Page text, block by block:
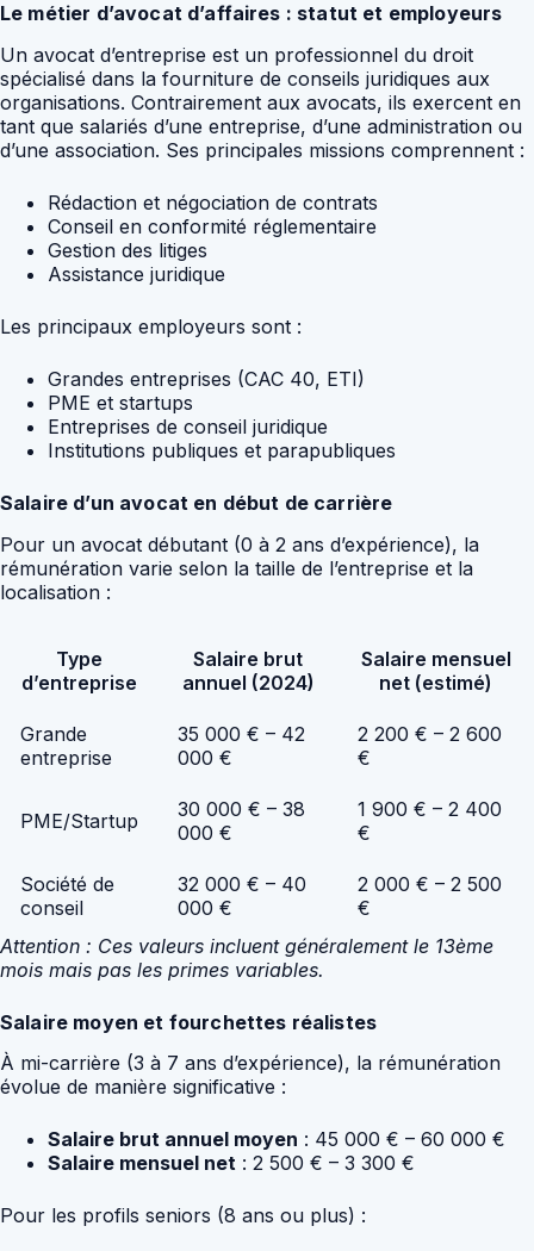
Le métier d’avocat d’affaires : statut et employeurs
Un avocat d’entreprise est un professionnel du droit
spécialisé dans la fourniture de conseils juridiques aux
organisations. Contrairement aux avocats, ils exercent en
tant que salariés d’une entreprise, d’une administration ou
d’une association. Ses principales missions comprennent :
Rédaction et négociation de contrats
Conseil en conformité réglementaire
Gestion des litiges
Assistance juridique
Les principaux employeurs sont :
Grandes entreprises (CAC 40, ETI)
PME et startups
Entreprises de conseil juridique
Institutions publiques et parapubliques
Salaire d’un avocat en début de carrière
Pour un avocat débutant (0 à 2 ans d’expérience), la
rémunération varie selon la taille de l’entreprise et la
localisation :
Type
d’entreprise
Salaire brut
annuel (2024)
Salaire mensuel
net (estimé)
Grande
entreprise
35 000 € – 42
000 €
2 200 € – 2 600
€
PME/Startup
30 000 € – 38
000 €
1 900 € – 2 400
€
Société de
conseil
32 000 € – 40
000 €
2 000 € – 2 500
€
Attention : Ces valeurs incluent généralement le 13ème
mois mais pas les primes variables.
Salaire moyen et fourchettes réalistes
À mi-carrière (3 à 7 ans d’expérience), la rémunération
évolue de manière significative :
Salaire brut annuel moyen : 45 000 € – 60 000 €
Salaire mensuel net : 2 500 € – 3 300 €
Pour les profils seniors (8 ans ou plus) :